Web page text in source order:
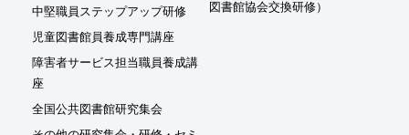
中堅職員ステップアップ研修
児童図書館員養成専門講座
障害者サービス担当職員養成講
座
全国公共図書館研究集会
図書館協会交換研修）